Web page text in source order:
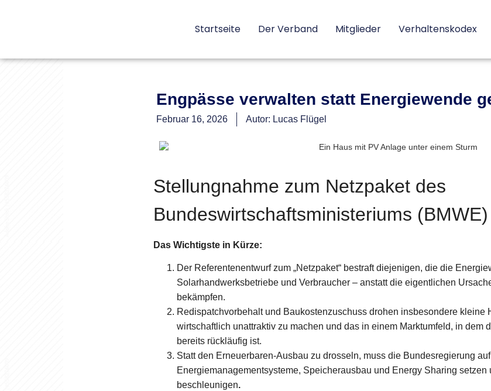
Startseite Der Verband Mitglieder Verhaltenskodex
Engpässe verwalten statt Energiewende
Februar 16, 2026 Autor: Lucas Flügel
Stellungnahme zum Netzpaket des
Bundeswirtschaftsministeriums (BMWE)
Das Wichtigste in Kürze:
Der Referentenentwurf zum „Netzpaket“ bestraft diejenigen, die die
Solarhandwerksbetriebe und Verbraucher – anstatt die eigentlichen
bekämpfen.
Redispatchvorbehalt und Baukostenzuschuss drohen insbesondere kleine
wirtschaftlich unattraktiv zu machen und das in einem Marktumfeld, in dem
bereits rückläufig ist.
Statt den Erneuerbaren-Ausbau zu drosseln, muss die Bundesregierung
Energiemanagementsysteme, Speicherausbau und Energy Sharing
beschleunigen.